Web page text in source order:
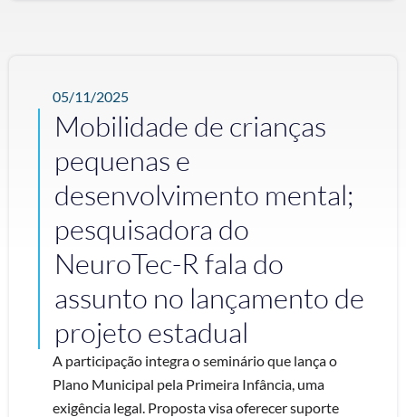
05/11/2025
Mobilidade de crianças
pequenas e
desenvolvimento mental;
pesquisadora do
NeuroTec-R fala do
assunto no lançamento de
projeto estadual
A participação integra o seminário que lança o
Plano Municipal pela Primeira Infância, uma
exigência legal. Proposta visa oferecer suporte